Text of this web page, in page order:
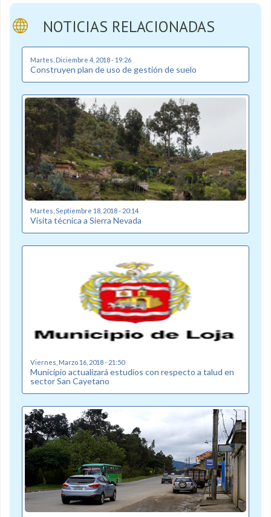
NOTICIAS RELACIONADAS
Martes, Diciembre 4, 2018 - 19:26
Construyen plan de uso de gestión de suelo
Martes, Septiembre 18, 2018 - 20:14
Visita técnica a Sierra Nevada
Viernes, Marzo 16, 2018 - 21:50
Municipio actualizará estudios con respecto a talud en
sector San Cayetano